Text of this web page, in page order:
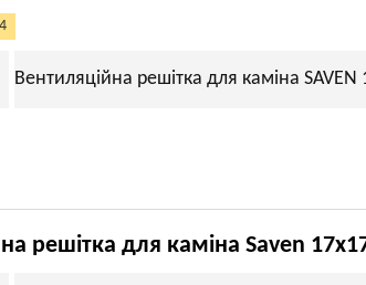
Вентиляційна решітка для каміна SAVEN
решітка для каміна Saven